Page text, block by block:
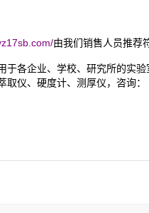
由我们销售人员推荐
于各企业、学校、研究所的实
仪、硬度计、测厚仪，咨询：